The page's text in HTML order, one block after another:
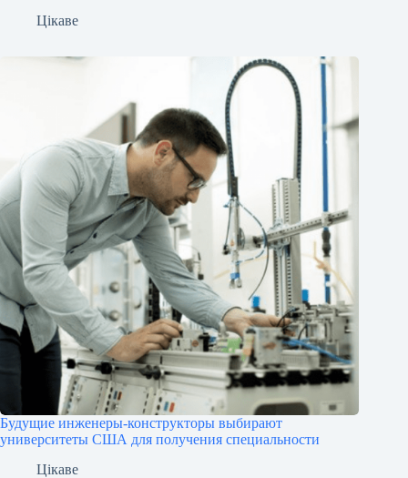
Цікаве
Будущие инженеры‑конструкторы выбирают
университеты США для получения специальности
Цікаве